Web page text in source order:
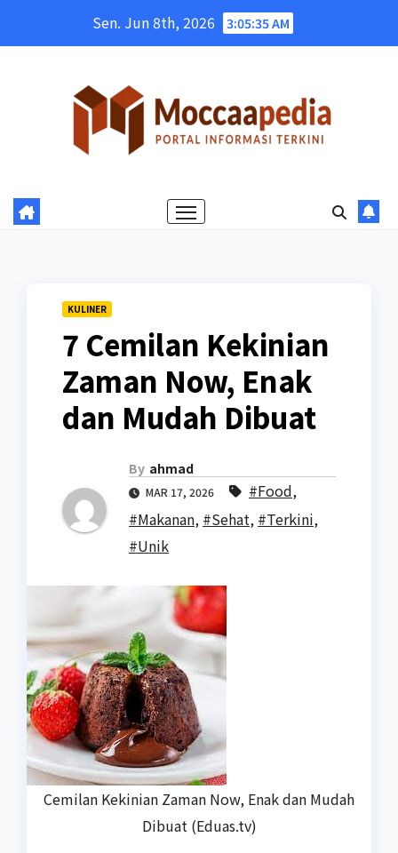
Sen. Jun 8th, 2026 3:05:36 AM
KULINER
7 Cemilan Kekinian
Zaman Now, Enak
dan Mudah Dibuat
By ahmad
MAR 17, 2026 #Food,
#Makanan, #Sehat, #Terkini,
#Unik
Cemilan Kekinian Zaman Now, Enak dan Mudah
Dibuat (Eduas.tv)